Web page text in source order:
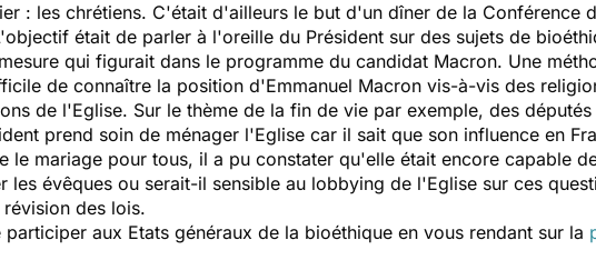
: les chrétiens. C'était d'ailleurs le but d'un dîner de la Conférence
était de parler à l'oreille du Président sur des sujets de
qui figurait dans le programme du candidat Macron. Une
de connaître la position d'Emmanuel Macron vis-à-vis des
de l'Eglise. Sur le thème de la fin de vie par exemple, des
prend soin de ménager l'Eglise car il sait que son influence en
le mariage pour tous, il a pu constater qu'elle était encore capable
les évêques ou serait-il sensible au lobbying de l'Eglise sur ces
des lois.
aux Etats généraux de la bioéthique en vous rendant sur la